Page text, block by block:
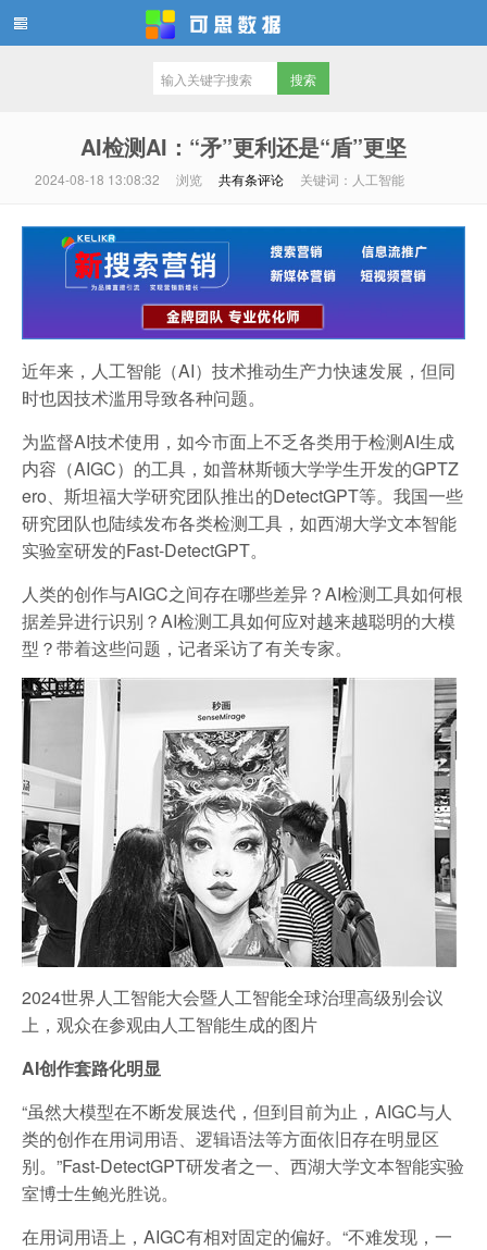
AI检测AI：“矛”更利还是“盾”更坚
2024-08-18 13:08:32 浏览 共有条评论 关键词：人工智能
近年来，人工智能（AI）技术推动生产力快速发展，但同
时也因技术滥用导致各种问题。
为监督AI技术使用，如今市面上不乏各类用于检测AI生成
内容（AIGC）的工具，如普林斯顿大学学生开发的GPTZ
ero、斯坦福大学研究团队推出的DetectGPT等。我国一些
研究团队也陆续发布各类检测工具，如西湖大学文本智能
实验室研发的Fast-DetectGPT。
人类的创作与AIGC之间存在哪些差异？AI检测工具如何根
据差异进行识别？AI检测工具如何应对越来越聪明的大模
型？带着这些问题，记者采访了有关专家。
2024世界人工智能大会暨人工智能全球治理高级别会议
上，观众在参观由人工智能生成的图片
AI创作套路化明显
“虽然大模型在不断发展迭代，但到目前为止，AIGC与人
类的创作在用词用语、逻辑语法等方面依旧存在明显区
别。”Fast-DetectGPT研发者之一、西湖大学文本智能实验
室博士生鲍光胜说。
在用词用语上，AIGC有相对固定的偏好。“不难发现，一